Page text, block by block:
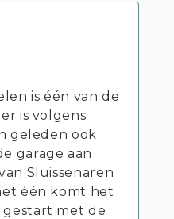
is één van de
is volgens
geleden ook
garage aan
Sluissenaren
één komt het
met de